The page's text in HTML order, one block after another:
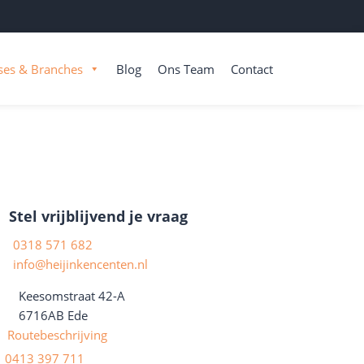
& Branches Blog Ons Team Contact
Stel vrijblijvend je vraag
0318 571 682
info@heijinkencenten.nl
Keesomstraat 42-A
6716AB Ede
Routebeschrijving
0413 397 711